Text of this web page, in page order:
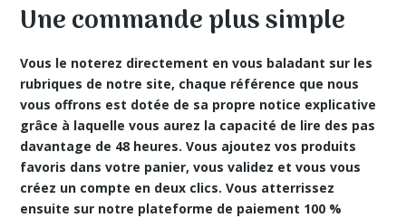
Une commande plus simple
Vous le noterez directement en vous baladant sur les
rubriques de notre site, chaque référence que nous
vous offrons est dotée de sa propre notice explicative
grâce à laquelle vous aurez la capacité de lire des pas
davantage de 48 heures. Vous ajoutez vos produits
favoris dans votre panier, vous validez et vous vous
créez un compte en deux clics. Vous atterrissez
ensuite sur notre plateforme de paiement 100 %